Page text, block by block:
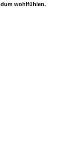
wohlfühlen.